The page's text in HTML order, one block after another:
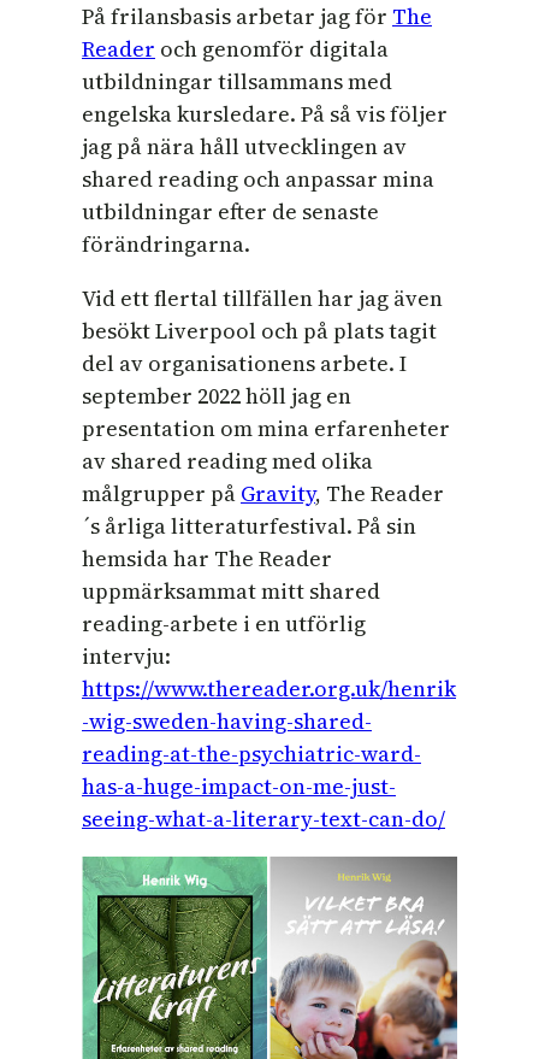
På frilansbasis arbetar jag för The
Reader och genomför digitala
utbildningar tillsammans med
engelska kursledare. På så vis följer
jag på nära håll utvecklingen av
shared reading och anpassar mina
utbildningar efter de senaste
förändringarna.
Vid ett flertal tillfällen har jag även
besökt Liverpool och på plats tagit
del av organisationens arbete. I
september 2022 höll jag en
presentation om mina erfarenheter
av shared reading med olika
målgrupper på Gravity, The Reader
´s årliga litteraturfestival. På sin
hemsida har The Reader
uppmärksammat mitt shared
reading-arbete i en utförlig
intervju:
https://www.thereader.org.uk/henrik
-wig-sweden-having-shared-
reading-at-the-psychiatric-ward-
has-a-huge-impact-on-me-just-
seeing-what-a-literary-text-can-do/